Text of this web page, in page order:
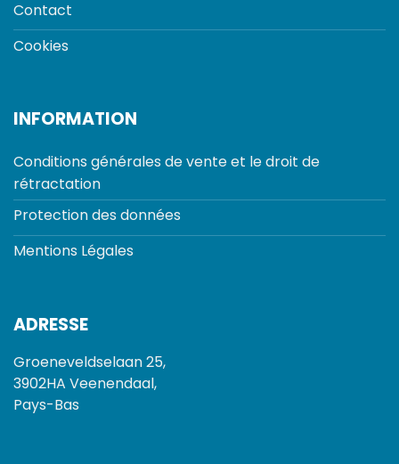
Contact
Cookies
INFORMATION
Conditions générales de vente et le droit de
rétractation
Protection des données
Mentions Légales
ADRESSE
Groeneveldselaan 25,
3902HA Veenendaal,
Pays-Bas